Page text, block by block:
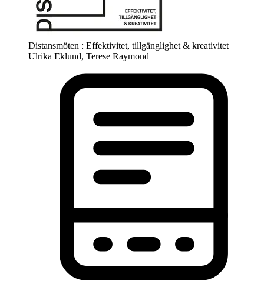
Distansmöten : Effektivitet, tillgänglighet & kreativitet
Ulrika Eklund, Terese Raymond